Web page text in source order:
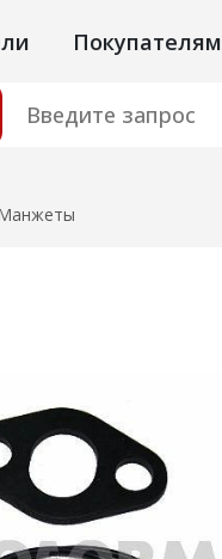
Покупателям